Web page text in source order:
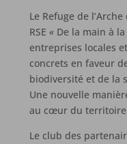
Le Refuge de
RSE « De la main à
entreprises locales
concrets en faveur
biodiversité et de la
Une nouvelle
au cœur du
Le club des